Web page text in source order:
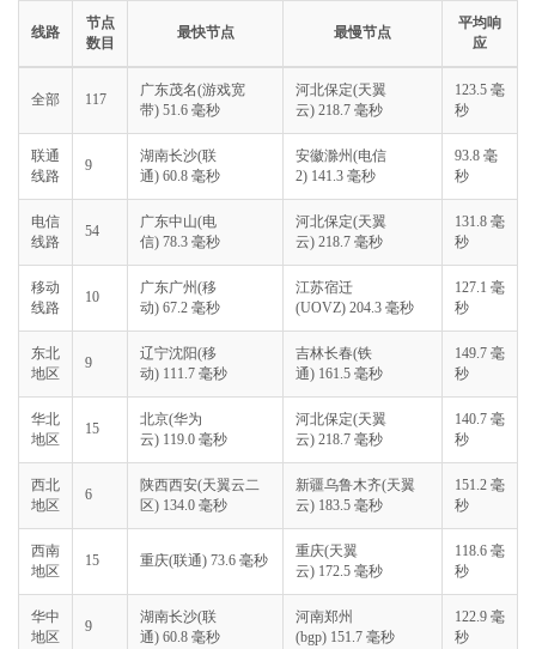
线路
节点
数目
最快节点 最慢节点
平均响
应
全部 117
广东茂名(游戏宽
带) 51.6 毫秒
河北保定(天翼
云) 218.7 毫秒
123.5 毫
秒
联通
线路
9
湖南长沙(联
通) 60.8 毫秒
安徽滁州(电信
2) 141.3 毫秒
93.8 毫
秒
电信
线路
54
广东中山(电
信) 78.3 毫秒
河北保定(天翼
云) 218.7 毫秒
131.8 毫
秒
移动
线路
10
广东广州(移
动) 67.2 毫秒
江苏宿迁
(UOVZ) 204.3 毫秒
127.1 毫
秒
东北
地区
9
辽宁沈阳(移
动) 111.7 毫秒
吉林长春(铁
通) 161.5 毫秒
149.7 毫
秒
华北
地区
15
北京(华为
云) 119.0 毫秒
河北保定(天翼
云) 218.7 毫秒
140.7 毫
秒
西北
地区
6
陕西西安(天翼云二
区) 134.0 毫秒
新疆乌鲁木齐(天翼
云) 183.5 毫秒
151.2 毫
秒
西南
地区
15 重庆(联通) 73.6 毫秒
重庆(天翼
云) 172.5 毫秒
118.6 毫
秒
华中
地区
9
湖南长沙(联
通) 60.8 毫秒
河南郑州
(bgp) 151.7 毫秒
122.9 毫
秒